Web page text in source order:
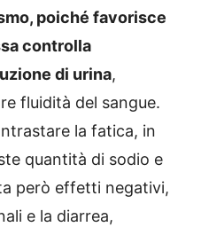
poiché favorisce
controlla
di urina,
fluidità del sangue.
la fatica, in
quantità di sodio e
però effetti negativi,
e la diarrea,